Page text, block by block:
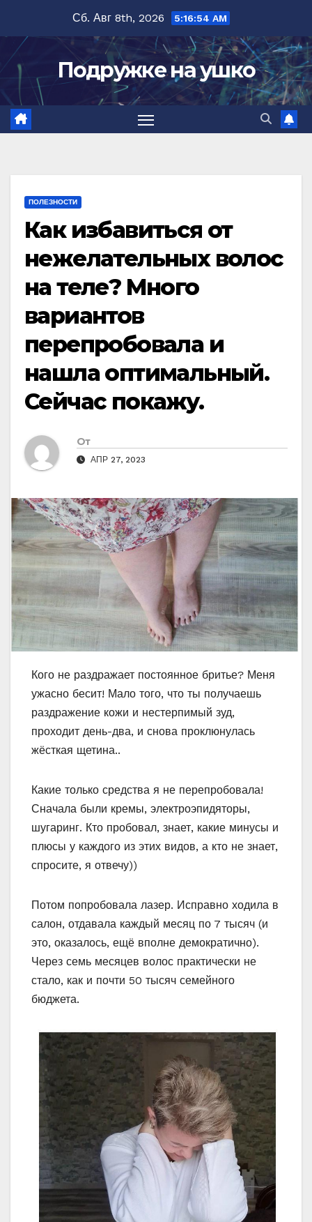
содержимому
Сб. Авг 8th, 2026 5:16:55 AM
Подружке на ушко
ПОЛЕЗНОСТИ
Как избавиться от
нежелательных волос
на теле? Много
вариантов
перепробовала и
нашла оптимальный.
Сейчас покажу.
От
АПР 27, 2023
Кого не раздражает постоянное бритье? Меня
ужасно бесит! Мало того, что ты получаешь
раздражение кожи и нестерпимый зуд,
проходит день-два, и снова проклюнулась
жёсткая щетина..
Какие только средства я не перепробовала!
Сначала были кремы, электроэпидяторы,
шугаринг. Кто пробовал, знает, какие минусы и
плюсы у каждого из этих видов, а кто не знает,
спросите, я отвечу))
Потом попробовала лазер. Исправно ходила в
салон, отдавала каждый месяц по 7 тысяч (и
это, оказалось, ещё вполне демократично).
Через семь месяцев волос практически не
стало, как и почти 50 тысяч семейного
бюджета.